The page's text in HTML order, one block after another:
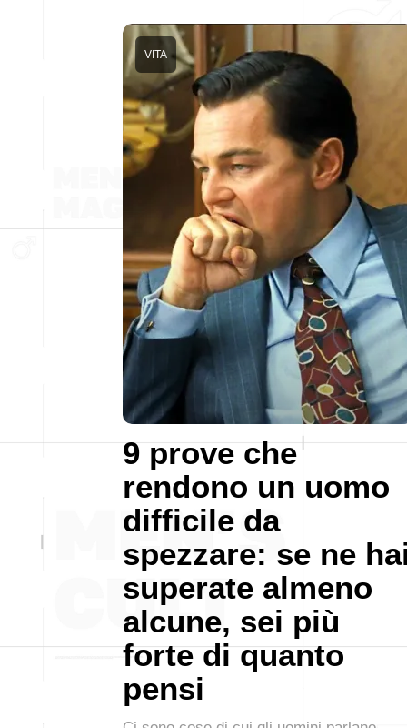
9 prove che
rendono un uomo
difficile da
spezzare: se ne
superate almeno
alcune, sei più
forte di quanto
pensi
VITA